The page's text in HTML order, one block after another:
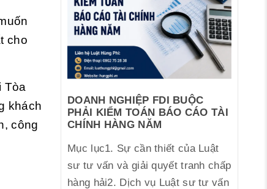
cho
Tòa
khách
công
DOANH NGHIỆP FDI BUỘC
PHẢI KIỂM TOÁN BÁO CÁO TÀI
CHÍNH HÀNG NĂM
Mục lục1. Sự cần thiết của Luật
sư tư vấn và giải quyết tranh chấp
hàng hải2. Dịch vụ Luật sư tư vấn